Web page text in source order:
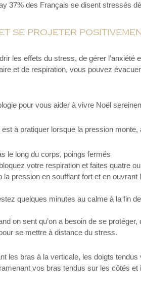
37% des Français se disent stressés
se projeter
les effets du stress, de gérer
et de respiration, vous pouvez
pour vous aider à vivre Noël
est à pratiquer lorsque la pression
le long du corps, poings fermés
votre respiration et faites quatre
la pression en soufflant fort et en ouvrant
quelques minutes au calme à la fin
on sent qu’on a besoin de se
se mettre à distance du stress.
les bras à la verticale, les doigts tendus
vos bras tendus sur les côtés